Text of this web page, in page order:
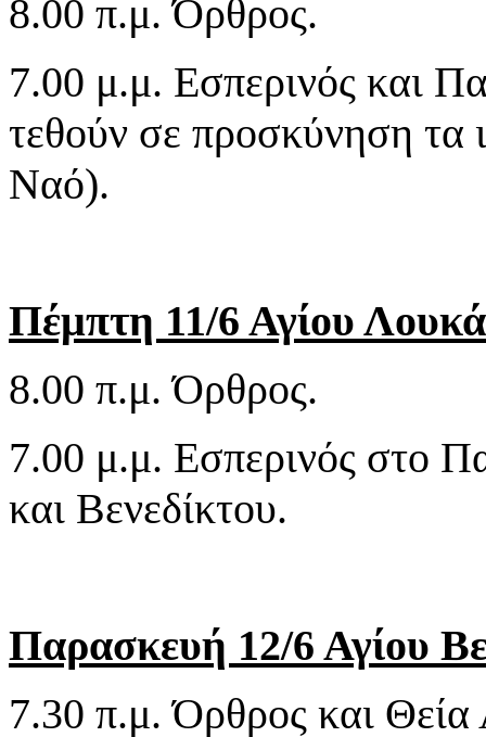
8.00 π.μ. Όρθρος.
7.00 μ.μ. Εσπερινός και
τεθούν σε προσκύνηση τα
Ναό).
Πέμπτη 11/6 Αγίου
8.00 π.μ. Όρθρος.
7.00 μ.μ. Εσπερινός στο
και Βενεδίκτου.
Παρασκευή 12/6 Αγίου
7.30 π.μ. Όρθρος και Θεία